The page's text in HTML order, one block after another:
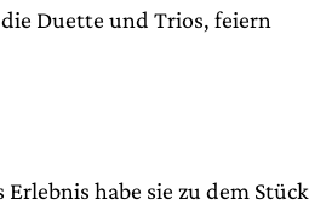
Duette und Trios, feiern
habe sie zu dem Stück